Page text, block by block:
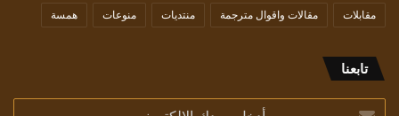
مقابلات مقالات واقوال مترجمة منتديات منوعات همسة
تابعنا
أدخل